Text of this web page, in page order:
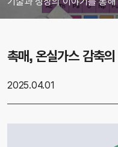
촉매, 온실가스 감축
2025.04.01